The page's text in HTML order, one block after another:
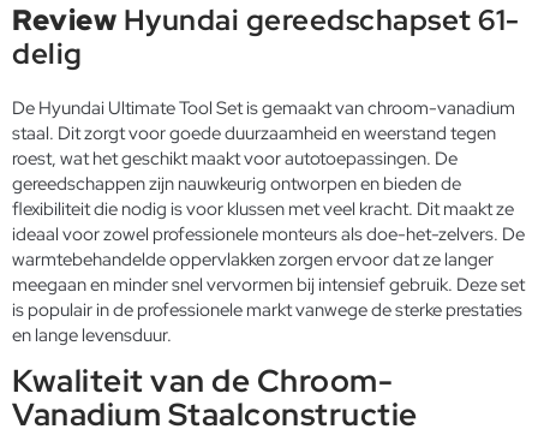
Review Hyundai gereedschapset 61-
delig
De Hyundai Ultimate Tool Set is gemaakt van chroom-vanadium
staal. Dit zorgt voor goede duurzaamheid en weerstand tegen
roest, wat het geschikt maakt voor autotoepassingen. De
gereedschappen zijn nauwkeurig ontworpen en bieden de
flexibiliteit die nodig is voor klussen met veel kracht. Dit maakt ze
ideaal voor zowel professionele monteurs als doe-het-zelvers. De
warmtebehandelde oppervlakken zorgen ervoor dat ze langer
meegaan en minder snel vervormen bij intensief gebruik. Deze set
is populair in de professionele markt vanwege de sterke prestaties
en lange levensduur.
Kwaliteit van de Chroom-
Vanadium Staalconstructie